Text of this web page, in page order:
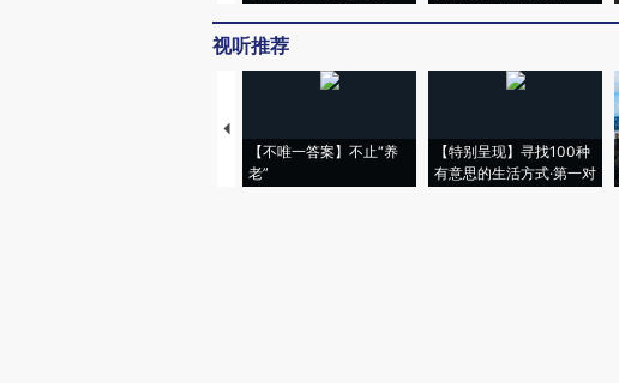
视听推荐
【不唯一答案】不止“养
老”
【特别呈现】寻找100种
有意思的生活方式·第一对